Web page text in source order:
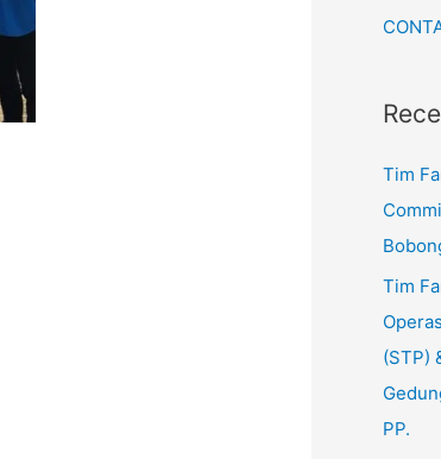
Tim
Tim
(STP)
PP.